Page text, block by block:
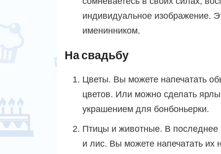
индивидуальное изображение.
именинником.
На свадьбу
Цветы. Вы можете напечатать
цветов. Или можно сделать
украшением для бонбоньерки.
Птицы и животные. В
и лис. Вы можете напечатать их